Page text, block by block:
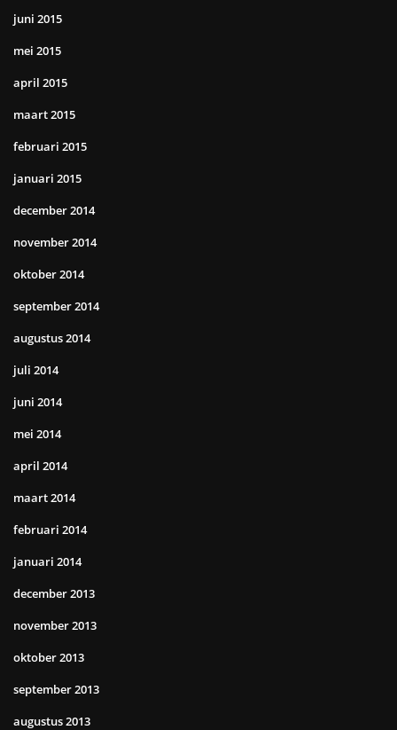
juni 2015
mei 2015
april 2015
maart 2015
februari 2015
januari 2015
december 2014
november 2014
oktober 2014
september 2014
augustus 2014
juli 2014
juni 2014
mei 2014
april 2014
maart 2014
februari 2014
januari 2014
december 2013
november 2013
oktober 2013
september 2013
augustus 2013